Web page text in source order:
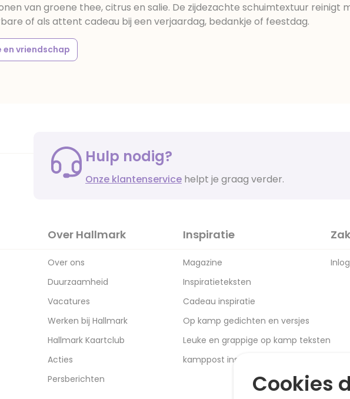
van groene thee, citrus en salie. De zijdezachte schuimtextuur reinigt
of als attent cadeau bij een verjaardag, bedankje of feestdag.
en vriendschap
Hulp nodig?
Onze klantenservice helpt je graag verder.
Over Hallmark
Over ons
Duurzaamheid
Vacatures
Werken bij Hallmark
Hallmark Kaartclub
Acties
Persberichten
Inspiratie
Magazine
Inspiratieteksten
Cadeau inspiratie
Op kamp gedichten en versjes
Leuke en grappige op kamp teksten
kamppost inspiratie
Cookies